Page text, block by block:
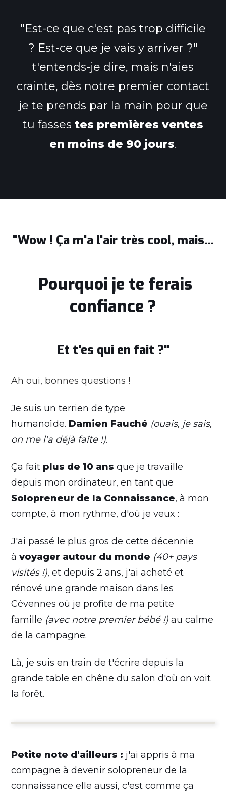
"Est-ce que c'est pas trop difficile
? Est-ce que je vais y arriver ?"
t'entends-je dire, mais n'aies
crainte, dès notre premier contact
je te prends par la main pour que
tu fasses tes premières ventes
en moins de 90 jours.
"Wow ! Ça m'a l'air très cool, mais…
Pourquoi je te ferais
confiance ?
Et t'es qui en fait ?"
Ah oui, bonnes questions !
Je suis un terrien de type
humanoïde. Damien Fauché (ouais, je sais,
on me l'a déjà faîte !).
Ça fait plus de 10 ans que je travaille
depuis mon ordinateur, en tant que
Solopreneur de la Connaissance, à mon
compte, à mon rythme, d'où je veux :
J'ai passé le plus gros de cette décennie
à voyager autour du monde (40+ pays
visités !), et depuis 2 ans, j'ai acheté et
rénové une grande maison dans les
Cévennes où je profite de ma petite
famille (avec notre premier bébé !) au calme
de la campagne.
Là, je suis en train de t'écrire depuis la
grande table en chêne du salon d'où on voit
la forêt.
Petite note d'ailleurs : j'ai appris à ma
compagne à devenir solopreneur de la
connaissance elle aussi, c'est comme ça